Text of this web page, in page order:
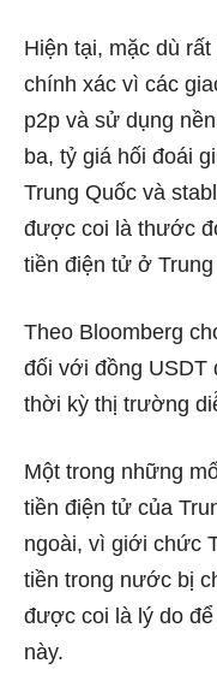
Hiện tại, mặc dù
chính xác vì các
p2p và sử dụng
ba, tỷ giá hối đoái
Trung Quốc và
được coi là thước
tiền điện tử ở Trung
Theo Bloomberg
đối với đồng USDT
thời kỳ thị trường
Một trong những
tiền điện tử của
ngoài, vì giới chức
tiền trong nước bị
được coi là lý do
này.